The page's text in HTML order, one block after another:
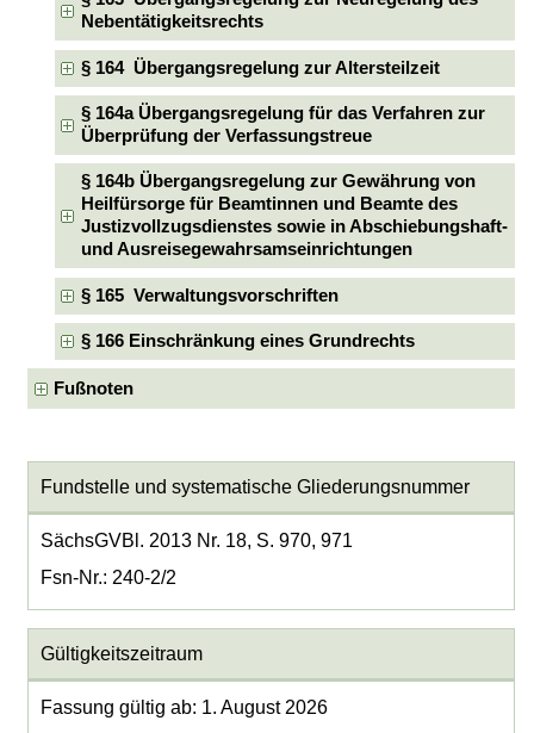
Nebentätigkeitsrechts
§ 164 Übergangsregelung zur Altersteilzeit
§ 164a Übergangsregelung für das Verfahren zur
Überprüfung der Verfassungstreue
§ 164b Übergangsregelung zur Gewährung von
Heilfürsorge für Beamtinnen und Beamte des
Justizvollzugsdienstes sowie in Abschiebungshaft-
und Ausreisegewahrsamseinrichtungen
§ 165 Verwaltungsvorschriften
§ 166 Einschränkung eines Grundrechts
Fußnoten
Fundstelle und systematische Gliederungsnummer
SächsGVBl. 2013 Nr. 18, S. 970, 971
Fsn-Nr.: 240-2/2
Gültigkeitszeitraum
Fassung gültig ab: 1. August 2026